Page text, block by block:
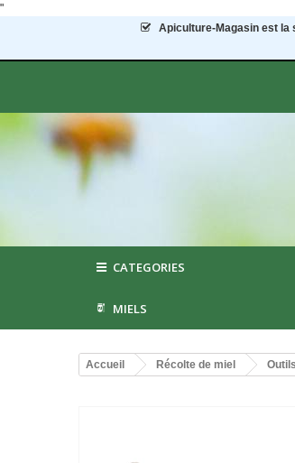
"
Apiculture-Magasin est la
CATEGORIES
MIELS
Accueil Récolte de miel